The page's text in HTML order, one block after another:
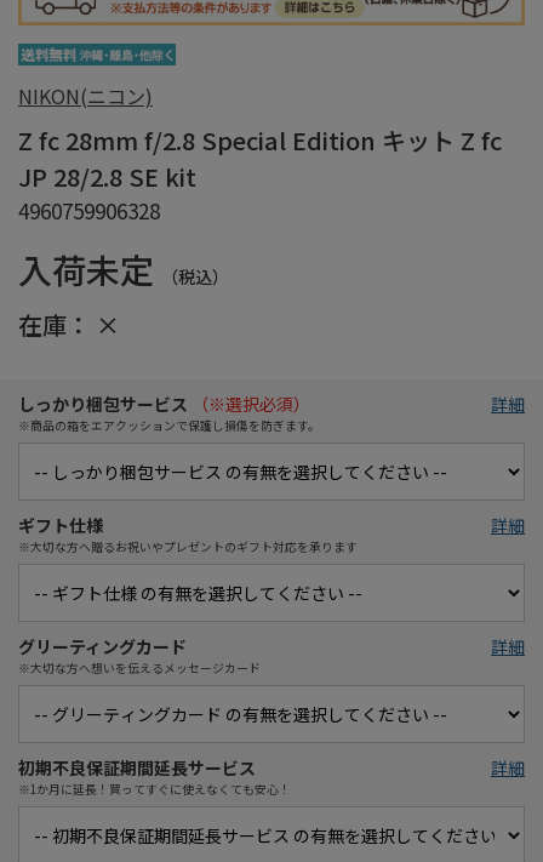
NIKON(ニコン)
Z fc 28mm f/2.8 Special Edition キット Z fc
JP 28/2.8 SE kit
4960759906328
入荷未定 （税込）
在庫： ×
しっかり梱包サービス （※選択必須）
※商品の箱をエアクッションで保護し損傷を防ぎます。
詳細
ギフト仕様
※大切な方へ贈るお祝いやプレゼントのギフト対応を承ります
詳細
グリーティングカード
※大切な方へ想いを伝えるメッセージカード
詳細
初期不良保証期間延長サービス
※1か月に延長！買ってすぐに使えなくても安心！
詳細